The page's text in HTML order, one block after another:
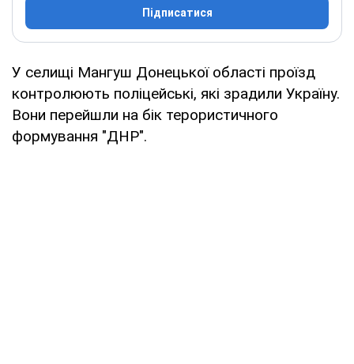
Підписатися
У селищі Мангуш Донецької області проїзд
контролюють поліцейські, які зрадили Україну.
Вони перейшли на бік терористичного
формування "ДНР".